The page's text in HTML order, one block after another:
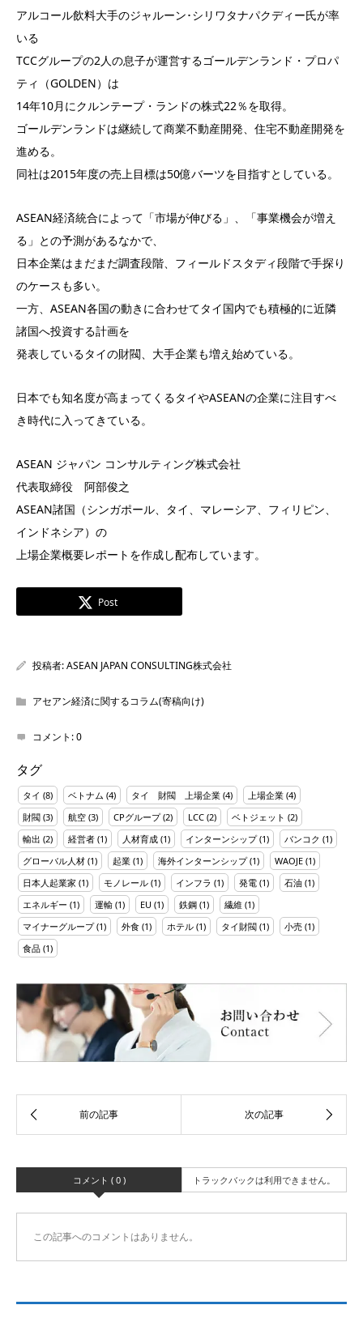
アルコール飲料大手のジャルーン･シリワタナパクディー氏が率
いる
TCCグループの2人の息子が運営するゴールデンランド・プロパ
ティ（GOLDEN）は
14年10月にクルンテープ・ランドの株式22％を取得。
ゴールデンランドは継続して商業不動産開発、住宅不動産開発を
進める。
同社は2015年度の売上目標は50億バーツを目指すとしている。
ASEAN経済統合によって「市場が伸びる」、「事業機会が増え
る」との予測があるなかで、
日本企業はまだまだ調査段階、フィールドスタディ段階で手探り
のケースも多い。
一方、ASEAN各国の動きに合わせてタイ国内でも積極的に近隣
諸国へ投資する計画を
発表しているタイの財閥、大手企業も増え始めている。
日本でも知名度が高まってくるタイやASEANの企業に注目すべ
き時代に入ってきている。
ASEAN ジャパン コンサルティング株式会社
代表取締役 阿部俊之
ASEAN諸国（シンガポール、タイ、マレーシア、フィリピン、
インドネシア）の
上場企業概要レポートを作成し配布しています。
Post
投稿者:ASEAN JAPAN CONSULTING株式会社
アセアン経済に関するコラム(寄稿向け)
コメント:0
タグ
タイ (8) ベトナム (4) タイ 財閥 上場企業 (4) 上場企業 (4)
財閥 (3) 航空 (3) CPグループ(2) LCC (2) ベトジェット (2)
輸出 (2) 経営者 (1) 人材育成 (1) インターンシップ(1) バンコク (1)
グローバル人材 (1) 起業 (1) 海外インターンシップ(1) WAOJE (1)
日本人起業家 (1) モノレール (1) インフラ (1) 発電 (1) 石油 (1)
エネルギー (1) 運輸 (1) EU (1) 鉄鋼 (1) 繊維 (1)
マイナーグループ(1) 外食 (1) ホテル (1) タイ財閥 (1) 小売 (1)
食品 (1)
コメント ( 0 ) トラックバックは利用できません。
この記事へのコメントはありません。